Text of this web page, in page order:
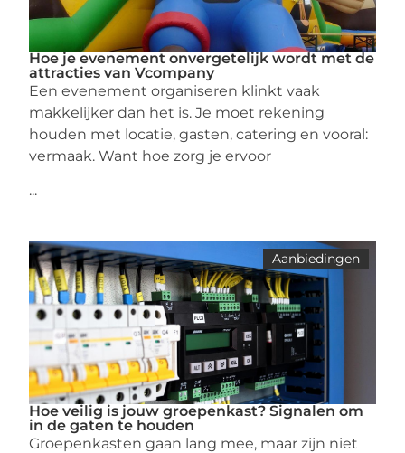
Hoe je evenement onvergetelijk wordt met de
attracties van Vcompany
Een evenement organiseren klinkt vaak
makkelijker dan het is. Je moet rekening
houden met locatie, gasten, catering en vooral:
vermaak. Want hoe zorg je ervoor
...
Aanbiedingen
Hoe veilig is jouw groepenkast? Signalen om
in de gaten te houden
Groepenkasten gaan lang mee, maar zijn niet